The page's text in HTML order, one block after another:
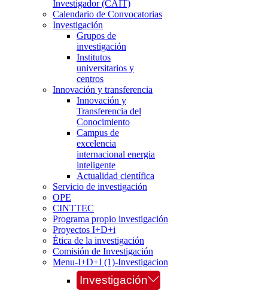
Investigador (CAIT)
Calendario de Convocatorias
Investigación
Grupos de
investigación
Institutos
universitarios y
centros
Innovación y transferencia
Innovación y
Transferencia del
Conocimiento
Campus de
excelencia
internacional energia
inteligente
Actualidad científica
Servicio de investigación
OPE
CINTTEC
Programa propio investigación
Proyectos I+D+i
Ética de la investigación
Comisión de Investigación
Menu-I+D+I (1)-Investigacion
Investigación